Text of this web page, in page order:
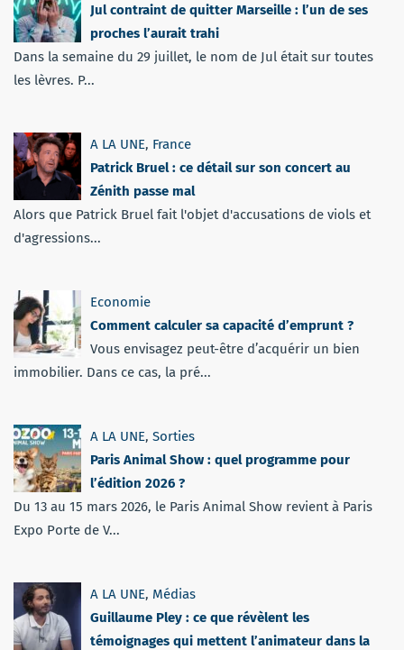
Jul contraint de quitter Marseille : l’un de ses
proches l’aurait trahi
Dans la semaine du 29 juillet, le nom de Jul était sur toutes
les lèvres. P...
A LA UNE, France
Patrick Bruel : ce détail sur son concert au
Zénith passe mal
Alors que Patrick Bruel fait l'objet d'accusations de viols et
d'agressions...
Economie
Comment calculer sa capacité d’emprunt ?
Vous envisagez peut-être d’acquérir un bien
immobilier. Dans ce cas, la pré...
A LA UNE, Sorties
Paris Animal Show : quel programme pour
l’édition 2026 ?
Du 13 au 15 mars 2026, le Paris Animal Show revient à Paris
Expo Porte de V...
A LA UNE, Médias
Guillaume Pley : ce que révèlent les
témoignages qui mettent l’animateur dans la